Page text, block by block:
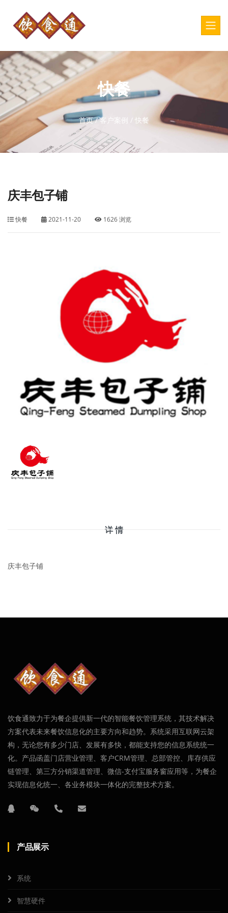
快餐
首页/客户案例 / 快餐
庆丰包子铺
快餐 2021-11-20 1626 浏览
详 情
庆丰包子铺
饮食通致力于为餐企提供新一代的智能餐饮管理系统，其技术解决
方案代表未来餐饮信息化的主要方向和趋势。系统采用互联网云架
构，无论您有多少门店、发展有多快，都能支持您的信息系统统一
化。产品函盖门店营业管理、客户CRM管理、总部管控、库存供应
链管理、第三方分销渠道管理、微信-支付宝服务窗应用等，为餐企
实现信息化统一、各业务模块一体化的完整技术方案。
产品展示
系统
智慧硬件